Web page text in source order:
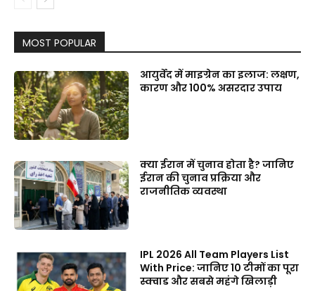
MOST POPULAR
आयुर्वेद में माइग्रेन का इलाज: लक्षण,
कारण और 100% असरदार उपाय
क्या ईरान में चुनाव होता है? जानिए
ईरान की चुनाव प्रक्रिया और
राजनीतिक व्यवस्था
IPL 2026 All Team Players List
With Price: जानिए 10 टीमों का पूरा
स्क्वाड और सबसे महंगे खिलाड़ी